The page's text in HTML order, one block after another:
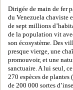
Dirigée de main de fer
du Venezuela chaviste
de sept millions
de la population vit
son écosystème. Des
presque vierge, une
promouvoir, et une
sanctuaire. A lui seul,
270 espèces de plantes
de 200 000 sortes